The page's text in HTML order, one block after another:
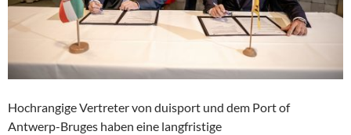
Hochrangige Vertreter von duisport und dem Port of
Antwerp-Bruges haben eine langfristige